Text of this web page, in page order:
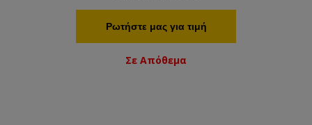
Ρωτήστε μας για τιμή
Σε Απόθεμα